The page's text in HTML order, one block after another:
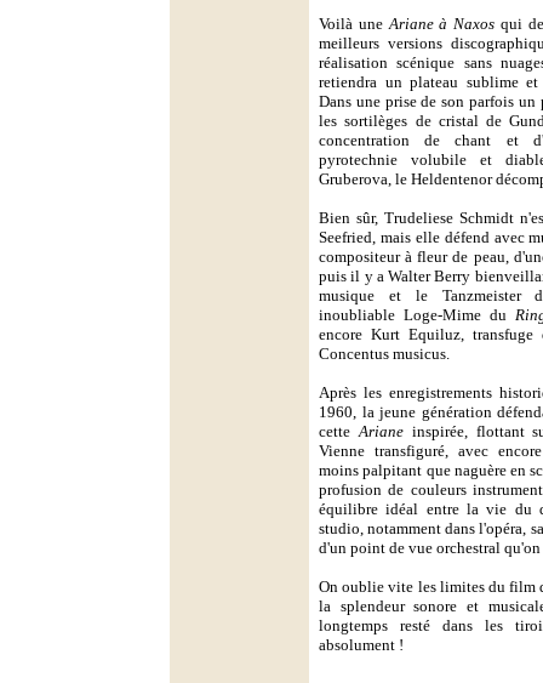
Voilà uneAriane à Naxos qui
meilleurs versions
réalisation scénique sans
retiendra un plateau sublime
Dans une prise de son parfois un
les sortilèges de cristal de
concentration de chant et
pyrotechnie volubile et
Gruberova, le Heldentenor
Bien sûr, Trudeliese Schmidt
Seefried, mais elle défend avec
compositeur à fleur de peau,
puis il y a Walter Berry
musique et le Tanzmeister
inoubliable Loge-Mime du
encore Kurt Equiluz,
Concentus musicus.
Après les enregistrements
1960, la jeune génération
cetteArianeinspirée, flottant
Vienne transfiguré, avec
moins palpitant que naguère en
profusion de couleurs
équilibre idéal entre la vie du
studio, notamment dans l'opéra,
d'un point de vue orchestral
On oublie vite les limites du film
la splendeur sonore et
longtemps resté dans les
absolument !